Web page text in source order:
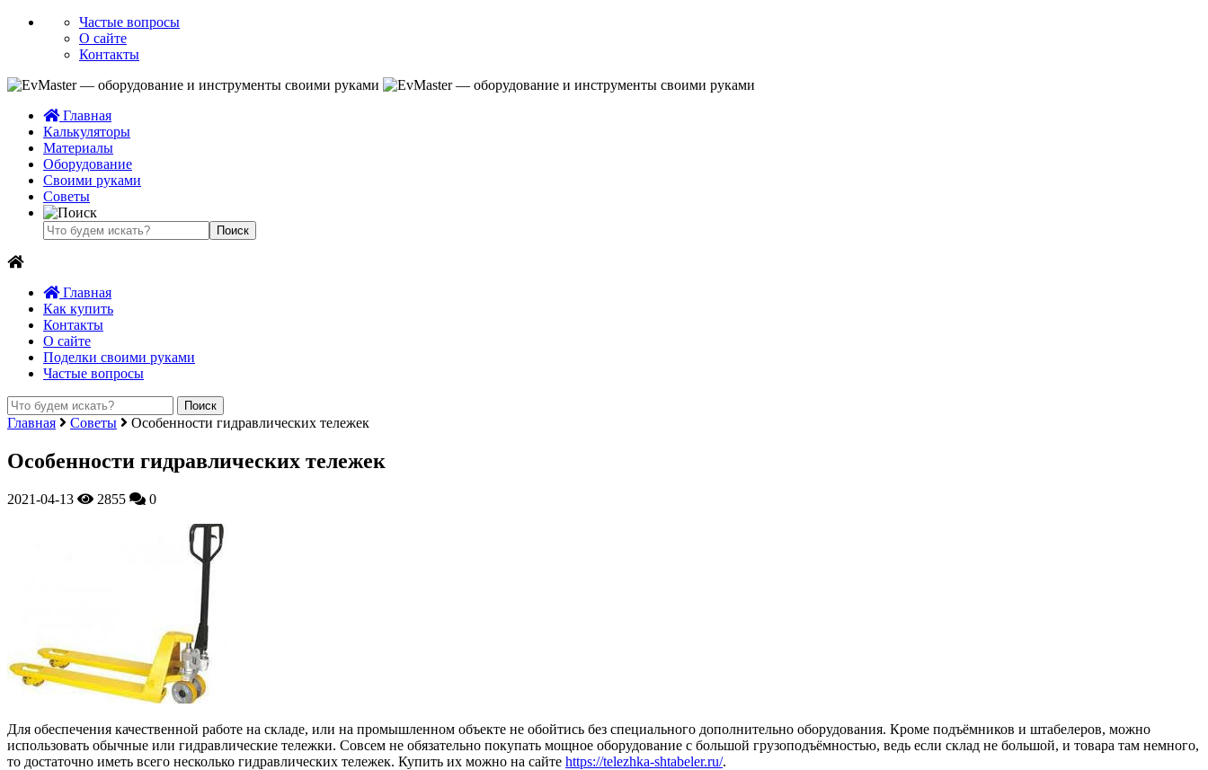
Частые вопросы
О сайте
Контакты
Главная
Калькуляторы
Материалы
Оборудование
Своими руками
Советы
Главная
Как купить
Контакты
О сайте
Поделки своими руками
Частые вопросы
Главная Советы Особенности гидравлических тележек
Особенности гидравлических тележек
2021-04-13 2855 0
Для обеспечения качественной работе на складе, или на промышленном объекте не обойтись без специального дополнительно оборудования. Кроме подъёмников и штабелеров, можно
использовать обычные или гидравлические тележки. Совсем не обязательно покупать мощное оборудование с большой грузоподъёмностью, ведь если склад не большой, и товара там немного,
то достаточно иметь всего несколько гидравлических тележек. Купить их можно на сайте https://telezhka-shtabeler.ru/.